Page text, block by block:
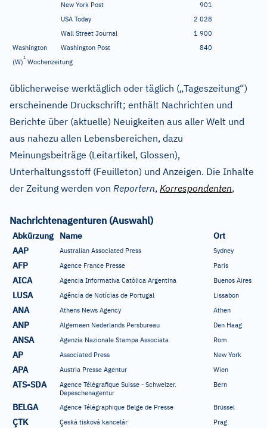
New York Post
901
USA Today
2 028
Wall Street Journal
1 900
Washington
Washington Post
840
(W)
1
Wochenzeitung
üblicherweise werktäglich oder täglich („Tageszeitung“)
erscheinende Druckschrift; enthält Nachrichten und
Berichte über (aktuelle) Neuigkeiten aus aller Welt und
aus nahezu allen Lebensbereichen, dazu
Meinungsbeiträge (Leitartikel, Glossen),
Unterhaltungsstoff (Feuilleton) und Anzeigen. Die Inhalte
der Zeitung werden von Reportern, Korrespondenten,
Nachrichtenagenturen (Auswahl)
Abkürzung Name
Ort
AAP
Australian Associated Press Sydney
AFP Agence France Presse Paris
AICA Agencia Informativa Católica Argentina Buenos Aires
LUSA Agência de Notícias de Portugal Lissabon
ANA Athens News Agency Athen
ANP Algemeen Nederlands Persbureau Den Haag
ANSA Agenzia Nazionale Stampa Associata Rom
AP Associated Press New York
APA Austria Presse Agentur Wien
ATS-SDA
Agence Télégrafique Suisse - Schweizer.
Depeschenagentur
Bern
BELGA Agence Télégraphique Belge de Presse Brüssel
ÇTK Çeská tisková kancelár Prag